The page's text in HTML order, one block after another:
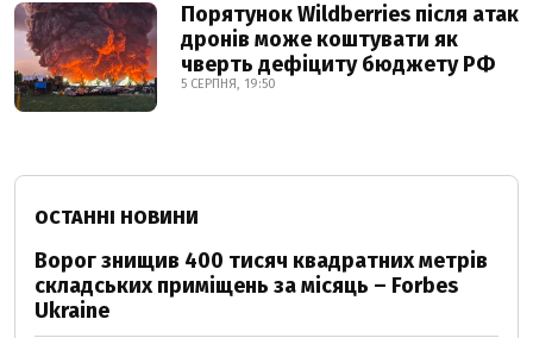
Порятунок Wildberries після атак
дронів може коштувати як
чверть дефіциту бюджету РФ
5 СЕРПНЯ, 19:50
ОСТАННІ НОВИНИ
Ворог знищив 400 тисяч квадратних метрів
складських приміщень за місяць – Forbes
Ukraine